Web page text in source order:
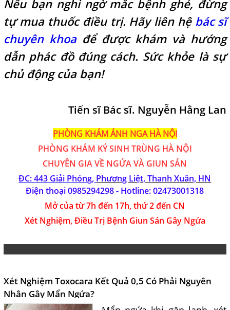
Nếu bạn nghi ngờ mắc bệnh ghẻ, đừng
tự mua thuốc điều trị. Hãy liên hệ bác sĩ
chuyên khoađể được khám và hướng
dẫn phác đồ đúng cách. Sức khỏe là sự
chủ động của bạn!
Tiến sĩ Bác sĩ. Nguyễn Hằng Lan
PHÒNG KHÁM ÁNH NGA HÀ NỘI
PHÒNG KHÁM KÝ SINH TRÙNG HÀ NỘI
CHUYÊN GIA VỀ NGỨA VÀ GIUN SÁN
ĐC: 443 Giải Phóng, Phương Liệt, Thanh Xuân, HN
Điện thoại 0985294298 - Hotline:02473001318
Mở của từ 7h đến 17h, thứ 2 đến CN
Xét Nghiệm, Điều Trị Bệnh Giun Sán Gây Ngứa
Xét Nghiệm Toxocara Kết Quả 0,5 Có Phải Nguyên
Nhân Gây Mẩn Ngứa?